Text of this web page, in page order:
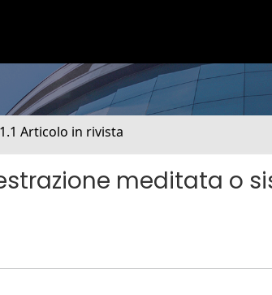
1.1 Articolo in rivista
meditata o